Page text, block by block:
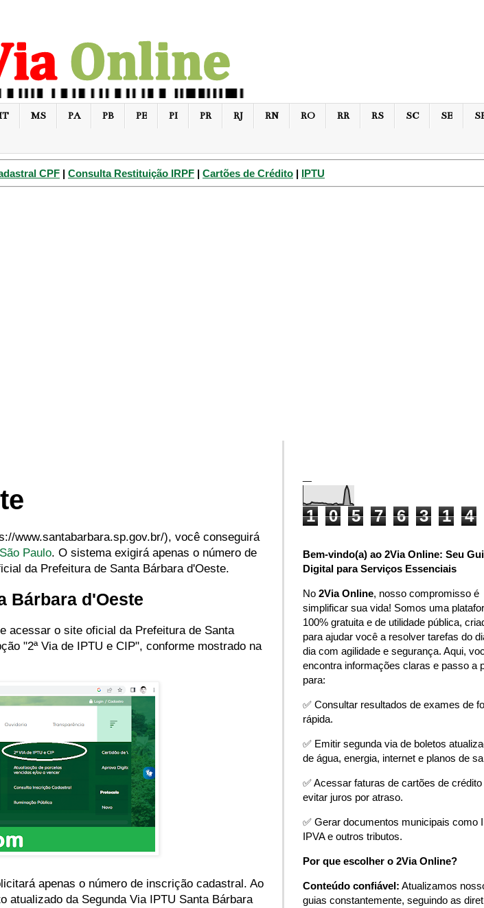
MS PA PB PE PI PR RJ RN RO RR RS SC SE
CPF | Consulta Restituição IRPF | Cartões de Crédito | IPTU
www.santabarbara.sp.gov.br/), você conseguirá
São Paulo. O sistema exigirá apenas o número de
da Prefeitura de Santa Bárbara d'Oeste.
Bárbara d'Oeste
acessar o site oficial da Prefeitura de Santa
"2ª Via de IPTU e CIP", conforme mostrado na
apenas o número de inscrição cadastral. Ao
atualizado da Segunda Via IPTU Santa Bárbara
1 0 5 7 6 3 1 4
Bem-vindo(a) ao 2Via Online: Seu
Digital para Serviços Essenciais
No 2Via Online, nosso compromisso é
simplificar sua vida! Somos uma
100% gratuita e de utilidade pública,
para ajudar você a resolver tarefas do
dia com agilidade e segurança. Aqui,
encontra informações claras e passo a
para:
✅ Consultar resultados de exames de
rápida.
✅ Emitir segunda via de boletos
de água, energia, internet e planos de
✅ Acessar faturas de cartões de crédito
evitar juros por atraso.
✅ Gerar documentos municipais como
IPVA e outros tributos.
Por que escolher o 2Via Online?
Conteúdo confiável: Atualizamos
guias constantemente, seguindo as